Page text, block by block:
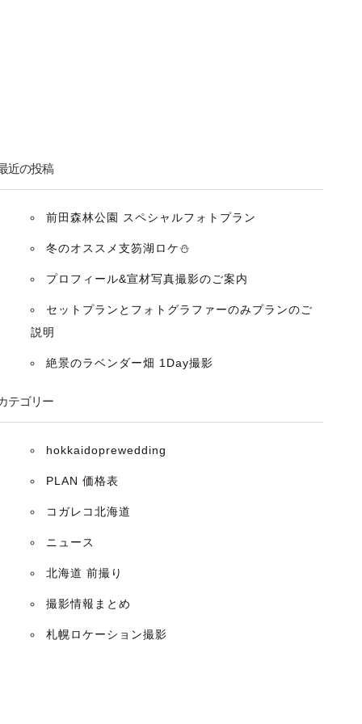
近の投稿
前田森林公園 スペシャルフォトプラン
冬のオススメ支笏湖ロケ⛄️
プロフィール&宣材写真撮影のご案内
セットプランとフォトグラファーのみプランのご
説明
絶景のラベンダー畑 1Day撮影
テゴリー
hokkaidoprewedding
PLAN 価格表
コガレコ北海道
ニュース
北海道 前撮り
撮影情報まとめ
札幌ロケーション撮影